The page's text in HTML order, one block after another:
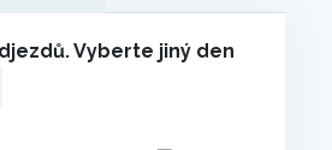
Vyberte jiný den